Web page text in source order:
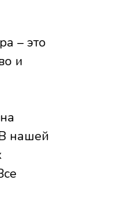
– это
и
нашей